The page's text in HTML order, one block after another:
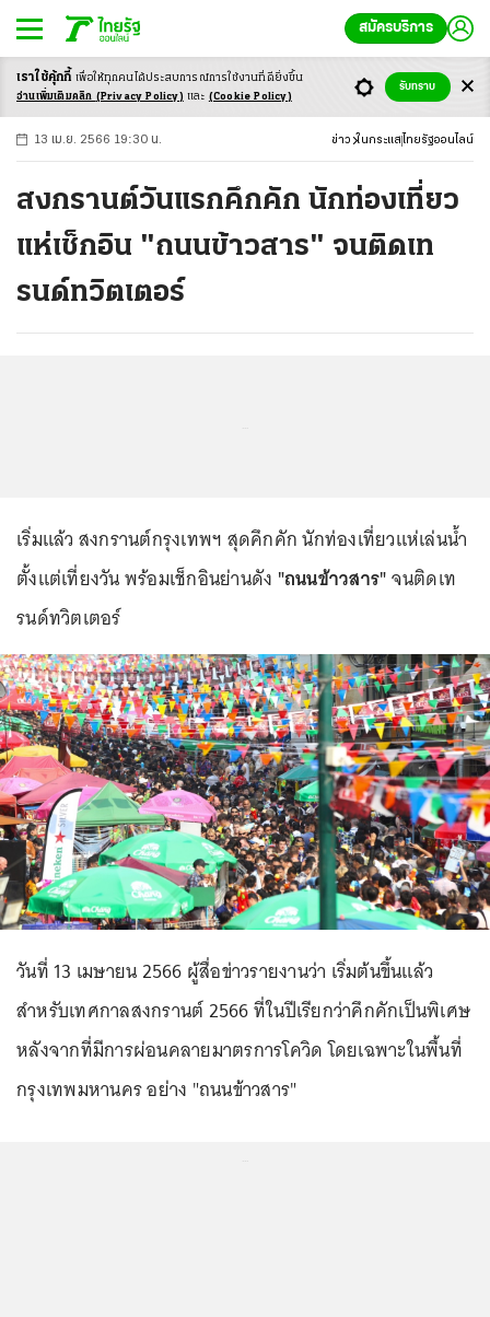
สมัครบริการ
-ก ก ก+
13 เม.ย. 2566 19:30 น. ข่าว ในกระแส ไทยรัฐออนไลน์
สงกรานต์วันแรกคึกคัก นักท่องเที่ยว
แห่เช็กอิน "ถนนข้าวสาร" จนติดเท
รนด์ทวิตเตอร์
เริ่มแล้ว สงกรานต์กรุงเทพฯ สุดคึกคัก นักท่องเที่ยวแห่เล่นน้ำ
ตั้งแต่เที่ยงวัน พร้อมเช็กอินย่านดัง "ถนนข้าวสาร"จนติดเท
รนด์ทวิตเตอร์
วันที่ 13 เมษายน 2566 ผู้สื่อข่าวรายงานว่า เริ่มต้นขึ้นแล้ว
สำหรับเทศกาลสงกรานต์ 2566 ที่ในปีเรียกว่าคึกคักเป็นพิเศษ
หลังจากที่มีการผ่อนคลายมาตรการโควิด โดยเฉพาะในพื้นที่
กรุงเทพมหานคร อย่าง "ถนนข้าวสาร"
เราใช้คุ้กกี้ เพื่อให้ทุกคนได้ประสบการณ์การใช้งานที่ดียิ่งขึ้น
อ่านเพิ่มเติมคลิก (Privacy Policy) และ (Cookie Policy)
รับทราบ